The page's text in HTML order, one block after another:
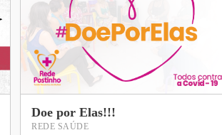
Doe por Elas!!!
REDE SAÚDE